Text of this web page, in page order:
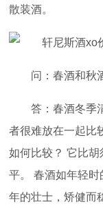
散装酒。
问：春酒和秋
答：春酒冬季
者很难放在一起比
如何比较？ 它比
平。 春酒如年轻
年的壮士，矫健而